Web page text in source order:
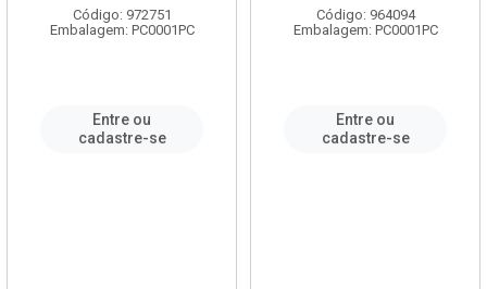
Código: 972751
Embalagem: PC0001PC
Entre ou
cadastre-se
Código: 964094
Embalagem: PC0001PC
Entre ou
cadastre-se